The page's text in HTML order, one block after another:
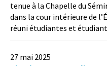
tenue à la Chapelle du
dans la cour intérieure de
réuni étudiantes et
27 mai 2025